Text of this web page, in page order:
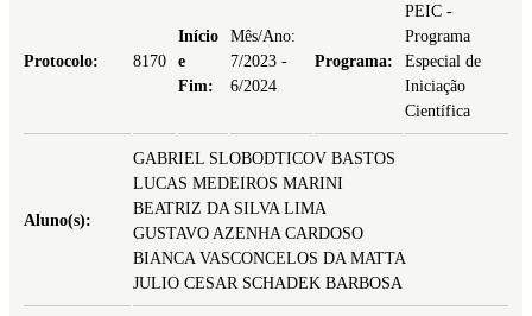
Protocolo: 8170
Início
e
Fim:
Mês/Ano:
7/2023 -
6/2024
Programa:
PEIC -
Programa
Especial de
Iniciação
Científica
Aluno(s):
GABRIEL SLOBODTICOV BASTOS
LUCAS MEDEIROS MARINI
BEATRIZ DA SILVA LIMA
GUSTAVO AZENHA CARDOSO
BIANCA VASCONCELOS DA MATTA
JULIO CESAR SCHADEK BARBOSA